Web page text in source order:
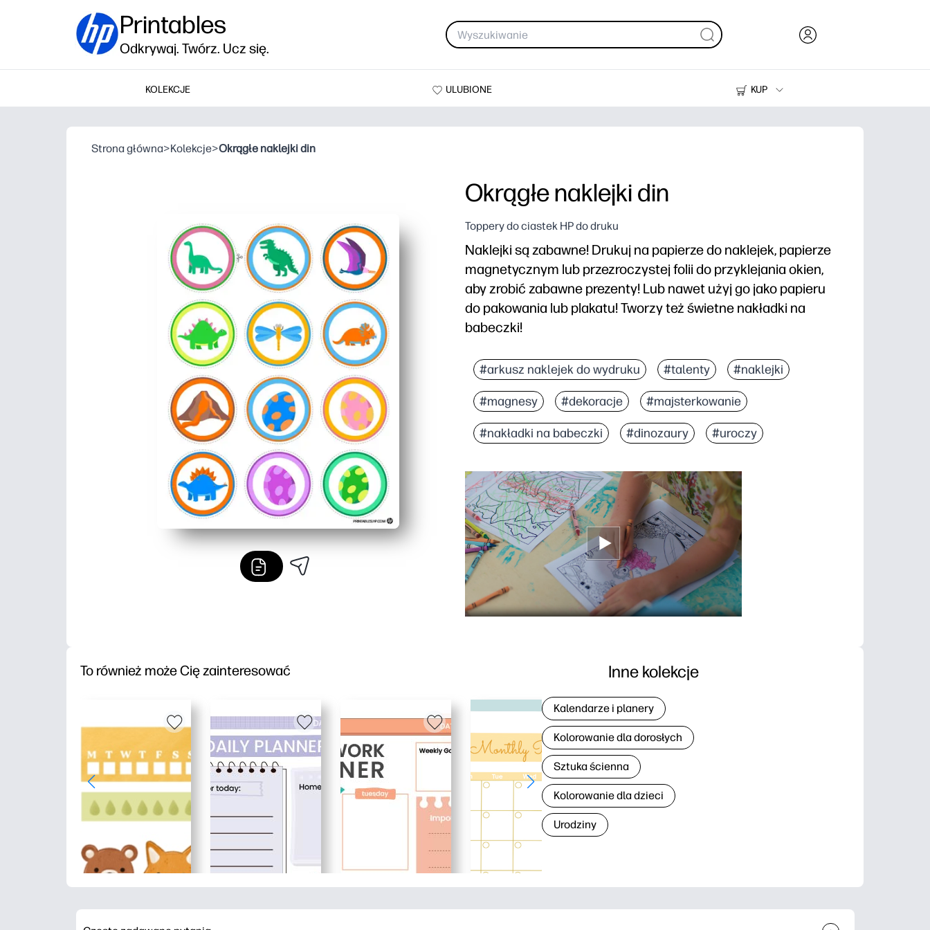
Printables
Odkrywaj. Twórz. Ucz się.
KOLEKCJE ULUBIONE
KUP
Drukarki do domu
Strona główna>Kolekcje>Okrągłe naklejki din
Okrągłe naklejki din
Toppery do ciastek HP do druku
Naklejki są zabawne! Drukuj na papierze do naklejek, papierze
magnetycznym lub przezroczystej folii do przyklejania okien,
aby zrobić zabawne prezenty! Lub nawet użyj go jako papieru
do pakowania lub plakatu! Tworzy też świetne nakładki na
babeczki!
#arkusz naklejek do wydruku #talenty #naklejki
#magnesy #dekoracje #majsterkowanie
#nakładki na babeczki #dinozaury #uroczy
To również może Cię zainteresować Inne kolekcje
Kalendarze i planery
Kolorowanie dla dorosłych
Sztuka ścienna
Kolorowanie dla dzieci
Urodziny